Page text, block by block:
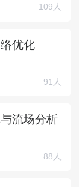
109人
优化
91人
流场分析
88人